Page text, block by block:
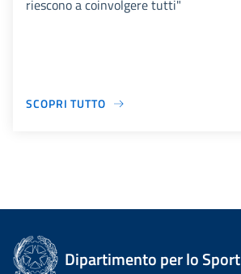
riescono a coinvolgere tutti"
SCOPRI TUTTO
Dipartimento per lo Sport